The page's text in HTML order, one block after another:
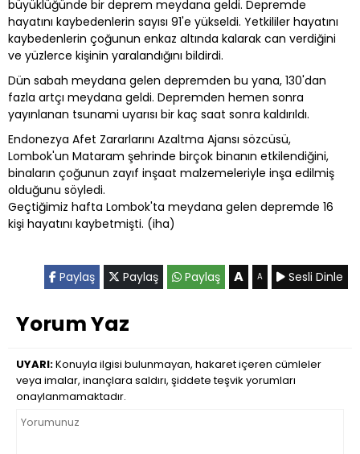
büyüklüğünde bir deprem meydana geldi. Depremde
hayatını kaybedenlerin sayısı 91'e yükseldi. Yetkililer hayatını
kaybedenlerin çoğunun enkaz altında kalarak can verdiğini
ve yüzlerce kişinin yaralandığını bildirdi.
Dün sabah meydana gelen depremden bu yana, 130'dan
fazla artçı meydana geldi. Depremden hemen sonra
yayınlanan tsunami uyarısı bir kaç saat sonra kaldırıldı.
Endonezya Afet Zararlarını Azaltma Ajansı sözcüsü,
Lombok'un Mataram şehrinde birçok binanın etkilendiğini,
binaların çoğunun zayıf inşaat malzemeleriyle inşa edilmiş
olduğunu söyledi.
Geçtiğimiz hafta Lombok'ta meydana gelen depremde 16
kişi hayatını kaybetmişti. (iha)
Paylaş Paylaş Paylaş A A Sesli Dinle
Yorum Yaz
UYARI:Konuyla ilgisi bulunmayan, hakaret içeren cümleler
veya imalar, inançlara saldırı, şiddete teşvik yorumları
onaylanmamaktadır.